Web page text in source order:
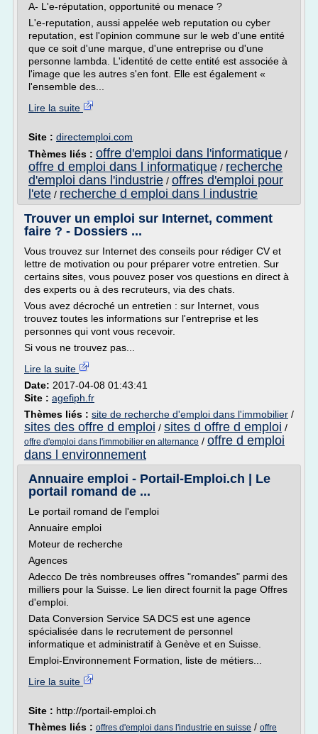
A- L'e-réputation, opportunité ou menace ?
L'e-reputation, aussi appelée web reputation ou cyber
reputation, est l'opinion commune sur le web d'une entité
que ce soit d'une marque, d'une entreprise ou d'une
personne lambda. L'identité de cette entité est associée à
l'image que les autres s'en font. Elle est également «
l'ensemble des...
Lire la suite
Site : directemploi.com
Thèmes liés : offre d'emploi dans l'informatique /
offre d emploi dans l informatique / recherche
d'emploi dans l'industrie / offres d'emploi pour
l'ete / recherche d emploi dans l industrie
Trouver un emploi sur Internet, comment
faire ? - Dossiers ...
Vous trouvez sur Internet des conseils pour rédiger CV et
lettre de motivation ou pour préparer votre entretien. Sur
certains sites, vous pouvez poser vos questions en direct à
des experts ou à des recruteurs, via des chats.
Vous avez décroché un entretien : sur Internet, vous
trouvez toutes les informations sur l'entreprise et les
personnes qui vont vous recevoir.
Si vous ne trouvez pas...
Lire la suite
Date: 2017-04-08 01:43:41
Site : agefiph.fr
Thèmes liés : site de recherche d'emploi dans l'immobilier /
sites des offre d emploi / sites d offre d emploi /
offre d'emploi dans l'immobilier en alternance / offre d emploi
dans l environnement
Annuaire emploi - Portail-Emploi.ch | Le
portail romand de ...
Le portail romand de l'emploi
Annuaire emploi
Moteur de recherche
Agences
Adecco De très nombreuses offres "romandes" parmi des
milliers pour la Suisse. Le lien direct fournit la page Offres
d'emploi.
Data Conversion Service SA DCS est une agence
spécialisée dans le recrutement de personnel
informatique et administratif à Genève et en Suisse.
Emploi-Environnement Formation, liste de métiers...
Lire la suite
Site : http://portail-emploi.ch
Thèmes liés : offres d'emploi dans l'industrie en suisse / offre